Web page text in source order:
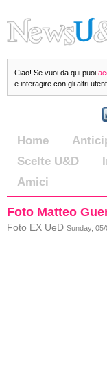
Ciao! Se vuoi da qui puoi
e interagire con gli altri
Home
Scelte U&D
Amici
Foto Matteo
Foto EX UeD Sunday,